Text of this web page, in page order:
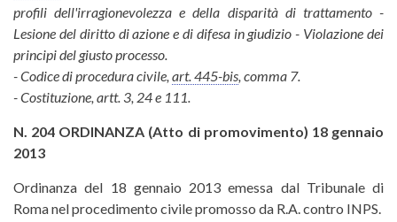
profili dell'irragionevolezza e della disparità di trattamento -
Lesione del diritto di azione e di difesa in giudizio - Violazione dei
principi del giusto processo.
- Codice di procedura civile, art. 445-bis, comma 7.
- Costituzione, artt. 3, 24 e 111.
N. 204 ORDINANZA (Atto di promovimento) 18 gennaio
2013
Ordinanza del 18 gennaio 2013 emessa dal Tribunale di
Roma nel procedimento civile promosso da R.A. contro INPS.